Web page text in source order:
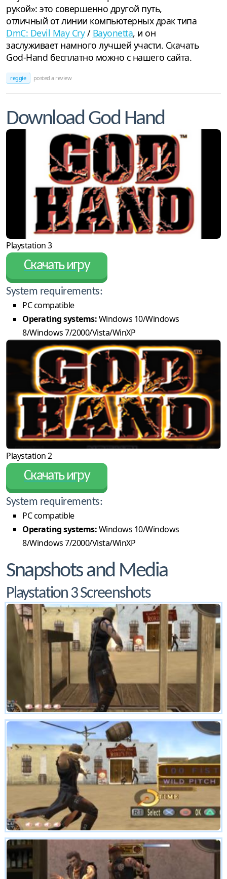
рукой»: это совершенно другой путь,
отличный от линии компьютерных драк типа
DmC: Devil May Cry/ Bayonetta, и он
заслуживает намного лучшей участи. Скачать
God-Hand бесплатно можно с нашего сайта.
reggie posted a review
Download God Hand
Playstation 3
Скачать игру
System requirements:
PC compatible
Operating systems:Windows 10/Windows
8/Windows 7/2000/Vista/WinXP
Playstation 2
Скачать игру
System requirements:
PC compatible
Operating systems:Windows 10/Windows
8/Windows 7/2000/Vista/WinXP
Snapshots and Media
Playstation 3 Screenshots